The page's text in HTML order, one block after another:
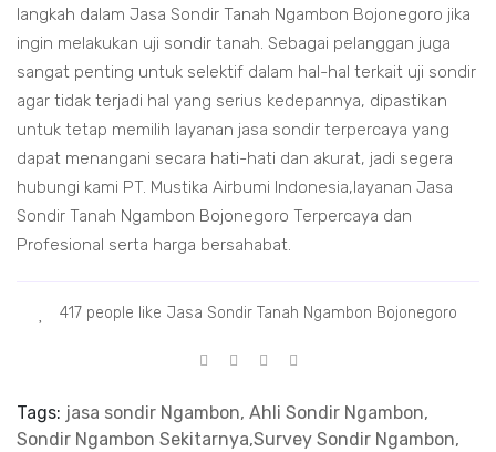
langkah dalam Jasa Sondir Tanah Ngambon Bojonegoro jika
ingin melakukan uji sondir tanah. Sebagai pelanggan juga
sangat penting untuk selektif dalam hal-hal terkait uji sondir
agar tidak terjadi hal yang serius kedepannya, dipastikan
untuk tetap memilih layanan jasa sondir terpercaya yang
dapat menangani secara hati-hati dan akurat, jadi segera
hubungi kami PT. Mustika Airbumi Indonesia,layanan Jasa
Sondir Tanah Ngambon Bojonegoro Terpercaya dan
Profesional serta harga bersahabat.
417 people like Jasa Sondir Tanah Ngambon Bojonegoro
Tags: jasa sondir Ngambon, Ahli Sondir Ngambon,
Sondir Ngambon Sekitarnya,Survey Sondir Ngambon,